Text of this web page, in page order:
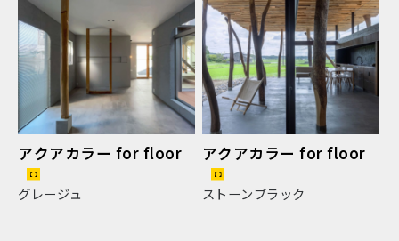
アクアカラー for floor
グレージュ
アクアカラー for floor
ストーンブラック